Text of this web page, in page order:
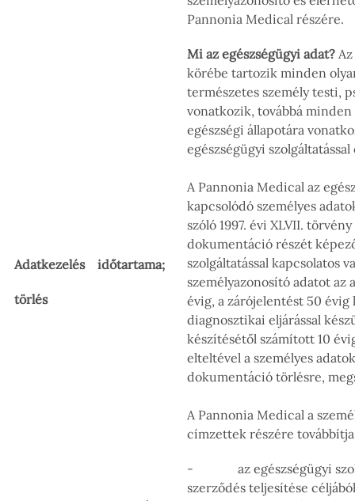
Pannonia Medical részére.
Mi az egészségügyi adat?
körébe tartozik minden
természetes személy testi,
vonatkozik, továbbá minden
egészségi állapotára
egészségügyi
Adatkezelés időtartama;
törlés
A Pannonia Medical az
kapcsolódó személyes
szóló 1997. évi XLVII.
dokumentáció részét
szolgáltatással kapcsolatos
személyazonosító adatot
évig, a zárójelentést 50
diagnosztikai eljárással
készítésétől számított 10
elteltével a személyes
dokumentáció törlésre,
A Pannonia Medical a
címzettek részére
- az egészségügyi
szerződés teljesítése